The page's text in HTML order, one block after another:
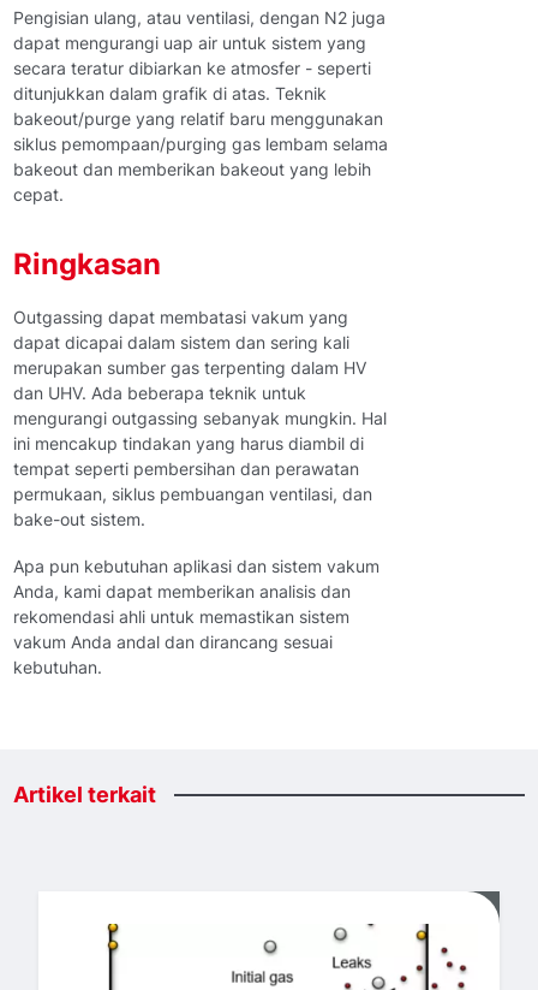
Pengisian ulang, atau ventilasi, dengan N2 juga
dapat mengurangi uap air untuk sistem yang
secara teratur dibiarkan ke atmosfer - seperti
ditunjukkan dalam grafik di atas. Teknik
bakeout/purge yang relatif baru menggunakan
siklus pemompaan/purging gas lembam selama
bakeout dan memberikan bakeout yang lebih
cepat.
Ringkasan
Outgassing dapat membatasi vakum yang
dapat dicapai dalam sistem dan sering kali
merupakan sumber gas terpenting dalam HV
dan UHV. Ada beberapa teknik untuk
mengurangi outgassing sebanyak mungkin. Hal
ini mencakup tindakan yang harus diambil di
tempat seperti pembersihan dan perawatan
permukaan, siklus pembuangan ventilasi, dan
bake-out sistem.
Apa pun kebutuhan aplikasi dan sistem vakum
Anda, kami dapat memberikan analisis dan
rekomendasi ahli untuk memastikan sistem
vakum Anda andal dan dirancang sesuai
kebutuhan.
Artikel terkait